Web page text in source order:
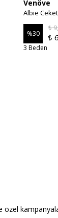
Venöve
Albie Ceket
%30
₺
₺
3 Beden
özel